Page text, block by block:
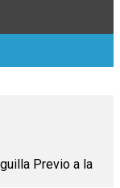
Previo a la